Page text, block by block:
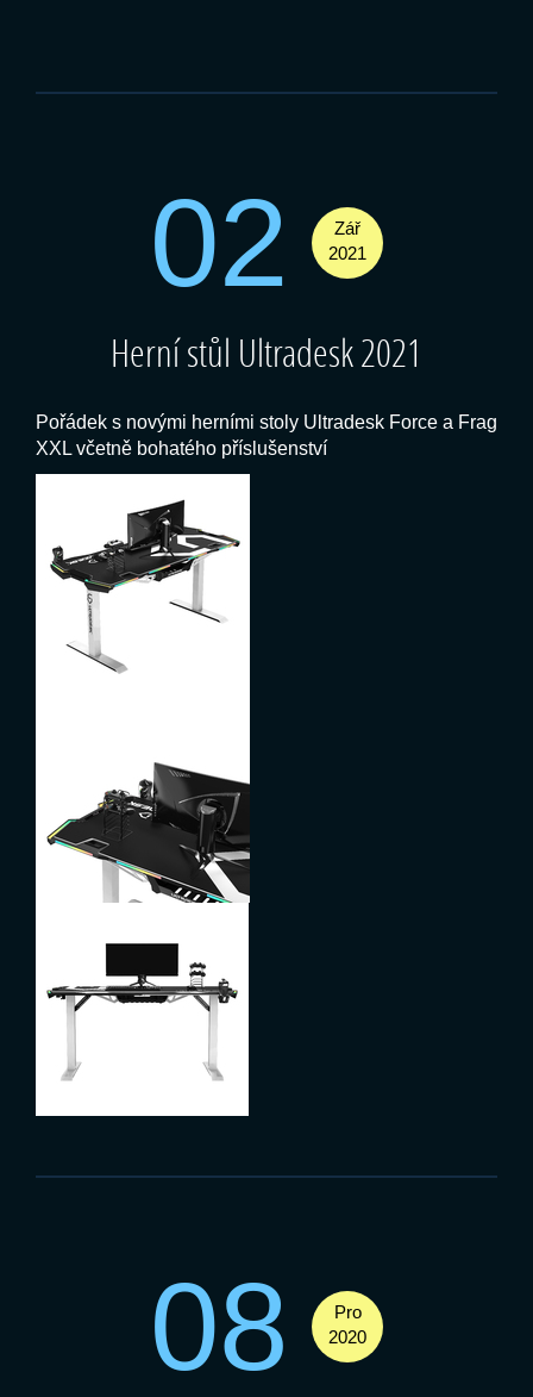
02
Zář
2021
Herní stůl Ultradesk 2021
Pořádek s novými herními stoly Ultradesk Force a Frag
XXL včetně bohatého příslušenství
08
Pro
2020